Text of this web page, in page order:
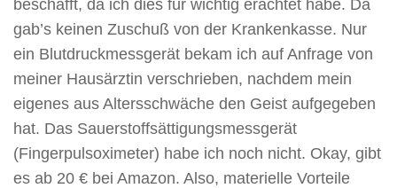
beschafft, da ich dies für wichtig erachtet habe. Da
gab’s keinen Zuschuß von der Krankenkasse. Nur
ein Blutdruckmessgerät bekam ich auf Anfrage von
meiner Hausärztin verschrieben, nachdem mein
eigenes aus Altersschwäche den Geist aufgegeben
hat. Das Sauerstoffsättigungsmessgerät
(Fingerpulsoximeter) habe ich noch nicht. Okay, gibt
es ab 20 € bei Amazon. Also, materielle Vorteile